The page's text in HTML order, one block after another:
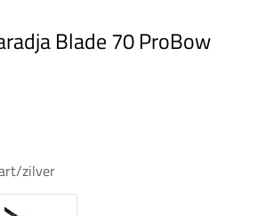
Blade 70 ProBow
zilver